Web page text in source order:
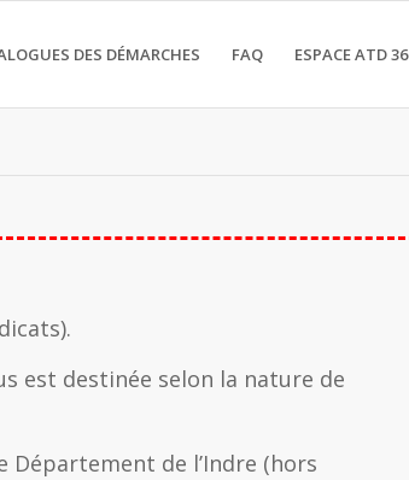
DES DÉMARCHES FAQ ESPACE ATD 36
est destinée selon la nature de
Département de l’Indre (hors